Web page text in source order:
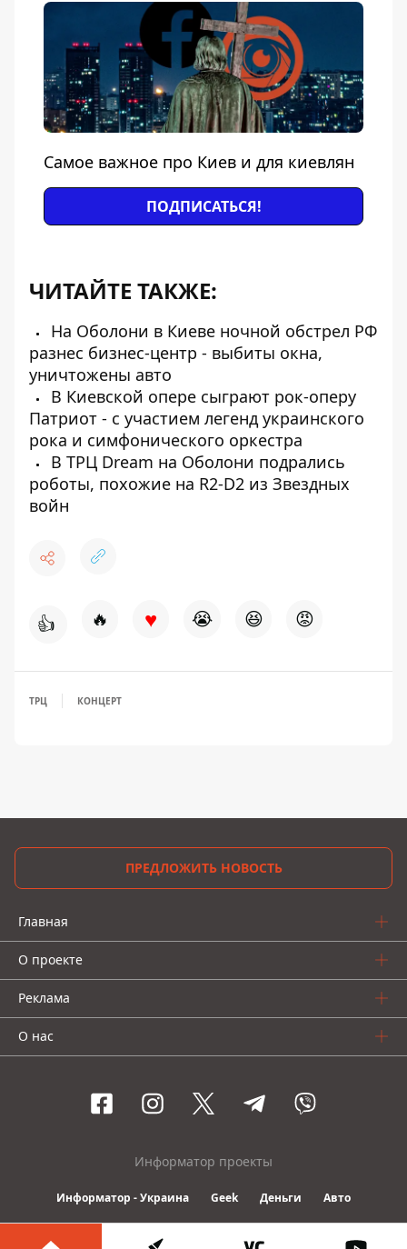
Самое важное про Киев и для киевлян
ПОДПИСАТЬСЯ!
ЧИТАЙТЕ ТАКЖЕ:
На Оболони в Киеве ночной обстрел РФ
разнес бизнес-центр - выбиты окна,
уничтожены авто
В Киевской опере сыграют рок-оперу
Патриот - с участием легенд украинского
рока и симфонического оркестра
В ТРЦ Dream на Оболони подрались
роботы, похожие на R2-D2 из Звездных
войн
👍 🔥 ♥ 😭 😆 😡
ТРЦ КОНЦЕРТ
ПРЕДЛОЖИТЬ НОВОСТЬ
Главная
О проекте
Реклама
О нас
Информатор проекты
Информатор - Украина Geek Деньги Авто